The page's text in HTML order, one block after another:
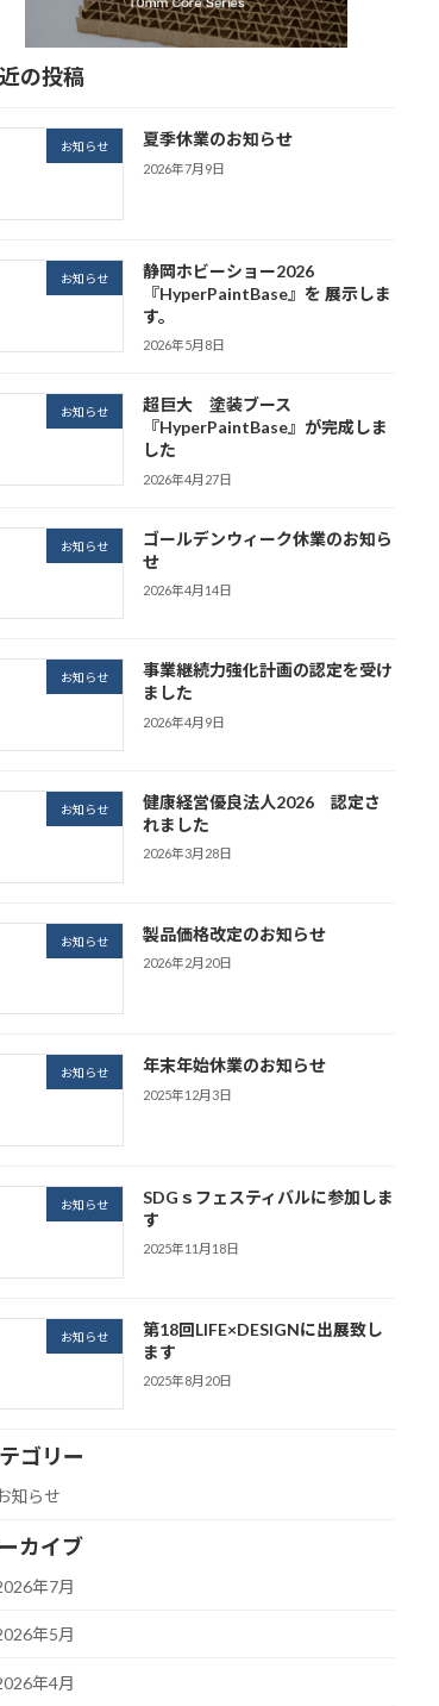
の投稿
お知らせ 夏季休業のお知らせ
2026年7月9日
お知らせ
静岡ホビーショー2026
『HyperPaintBase』を 展示しま
す。
2026年5月8日
お知らせ
超巨大 塗装ブース
『HyperPaintBase』が完成しま
した
2026年4月27日
お知らせ
ゴールデンウィーク休業のお知ら
せ
2026年4月14日
お知らせ
事業継続力強化計画の認定を受け
ました
2026年4月9日
お知らせ
健康経営優良法人2026 認定さ
れました
2026年3月28日
お知らせ 製品価格改定のお知らせ
2026年2月20日
お知らせ 年末年始休業のお知らせ
2025年12月3日
お知らせ
SDGｓフェスティバルに参加しま
す
2025年11月18日
お知らせ
第18回LIFE×DESIGNに出展致し
ます
2025年8月20日
ゴリー
知らせ
カイブ
年7月
年5月
年4月